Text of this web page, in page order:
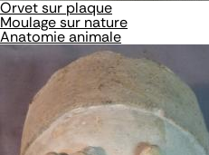
Orvet sur plaque
Moulage sur nature
Anatomie animale